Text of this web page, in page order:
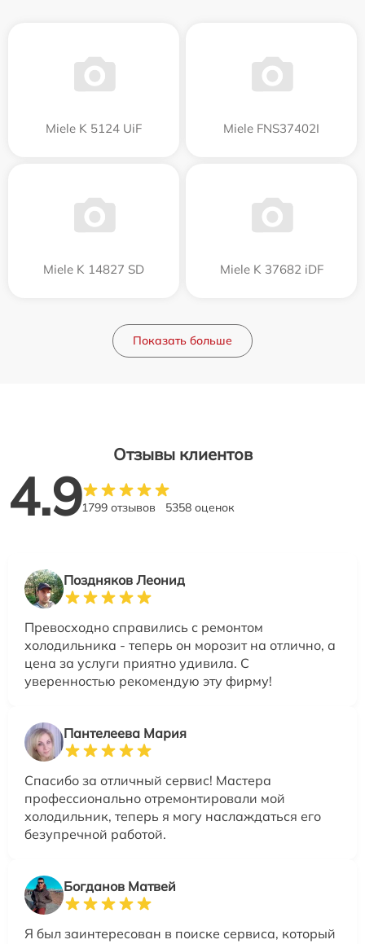
Miele K 5124 UiF Miele FNS37402I
Miele K 14827 SD Miele K 37682 iDF
Показать больше
Отзывы клиентов
4.91799 отзывов 5358 оценок
Поздняков Леонид
Превосходно справились с ремонтом
холодильника - теперь он морозит на отлично, а
цена за услуги приятно удивила. С
уверенностью рекомендую эту фирму!
Пантелеева Мария
Спасибо за отличный сервис! Мастера
профессионально отремонтировали мой
холодильник, теперь я могу наслаждаться его
безупречной работой.
Богданов Матвей
Я был заинтересован в поиске сервиса, который